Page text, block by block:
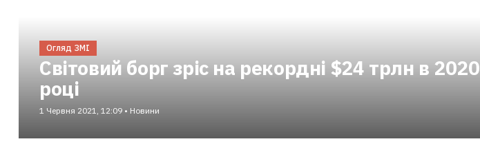
Огляд ЗМІ
Світовий борг зріс на рекордні $24 трлн в 2020
році
1 Червня 2021, 12:09 • Новини